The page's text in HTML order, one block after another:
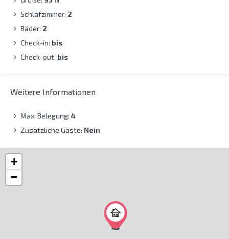
Schlafzimmer: 2
Bäder: 2
Check-in: bis
Check-out: bis
Weitere Informationen
Max. Belegung: 4
Zusätzliche Gäste: Nein
+
−